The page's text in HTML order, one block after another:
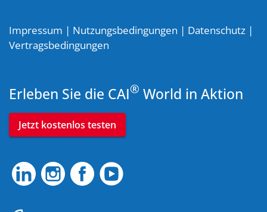
Impressum | Nutzungsbedingungen | Datenschutz |
Vertragsbedingungen
Erleben Sie die CAI® World in Aktion
Jetzt kostenlos testen